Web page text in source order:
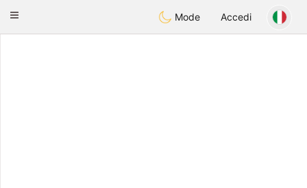
Animour
Toggle
Mode Accedi